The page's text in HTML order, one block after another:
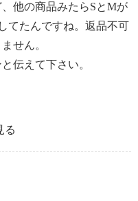
他の商品みたらSとMが
てたんですね。返品不可
せん。
伝えて下さい。
る